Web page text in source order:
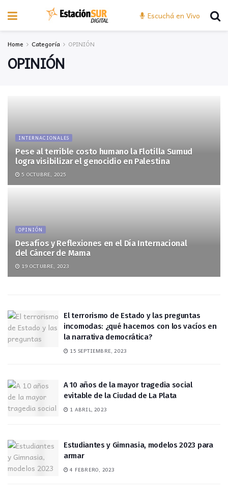
Escuchá en Vivo
Home Categoría OPINIÓN
OPINIÓN
INTERNACIONALES
Pese al terrible costo humano la Flotilla Sumud
logra visibilizar el genocidio en Palestina
5 OCTUBRE, 2025
OPINIÓN
Desafíos y Reflexiones en el Día Internacional
del Cáncer de Mama
19 OCTUBRE, 2023
El terrorismo de Estado y las preguntas
incomodas: ¿qué hacemos con los vacíos en
la narrativa democrática?
15 SEPTIEMBRE, 2023
A 10 años de la mayor tragedia social
evitable de la Ciudad de La Plata
1 ABRIL, 2023
Estudiantes y Gimnasia, modelos 2023 para
armar
4 FEBRERO, 2023